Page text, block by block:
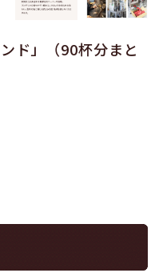
ド」（90杯分まと